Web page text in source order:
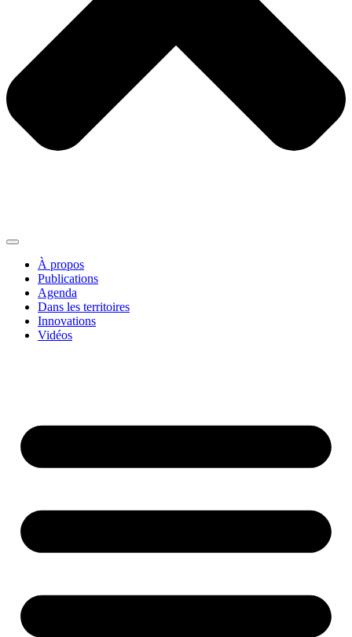
À propos
Publications
Agenda
Dans les territoires
Innovations
Vidéos